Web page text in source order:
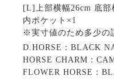
[L]上部横幅26cm 底部
内ポケット×1
※実寸値のため多少の
D.HORSE：BLACK
HORSE CHARM：
FLOWER HORSE：